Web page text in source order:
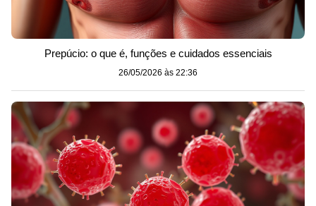
Prepúcio: o que é, funções e cuidados essenciais
26/05/2026 às 22:36